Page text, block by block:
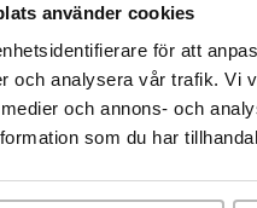
använder cookies
för att
och analysera vår trafik. Vi
och annons- och
som du har
PT 1000 max